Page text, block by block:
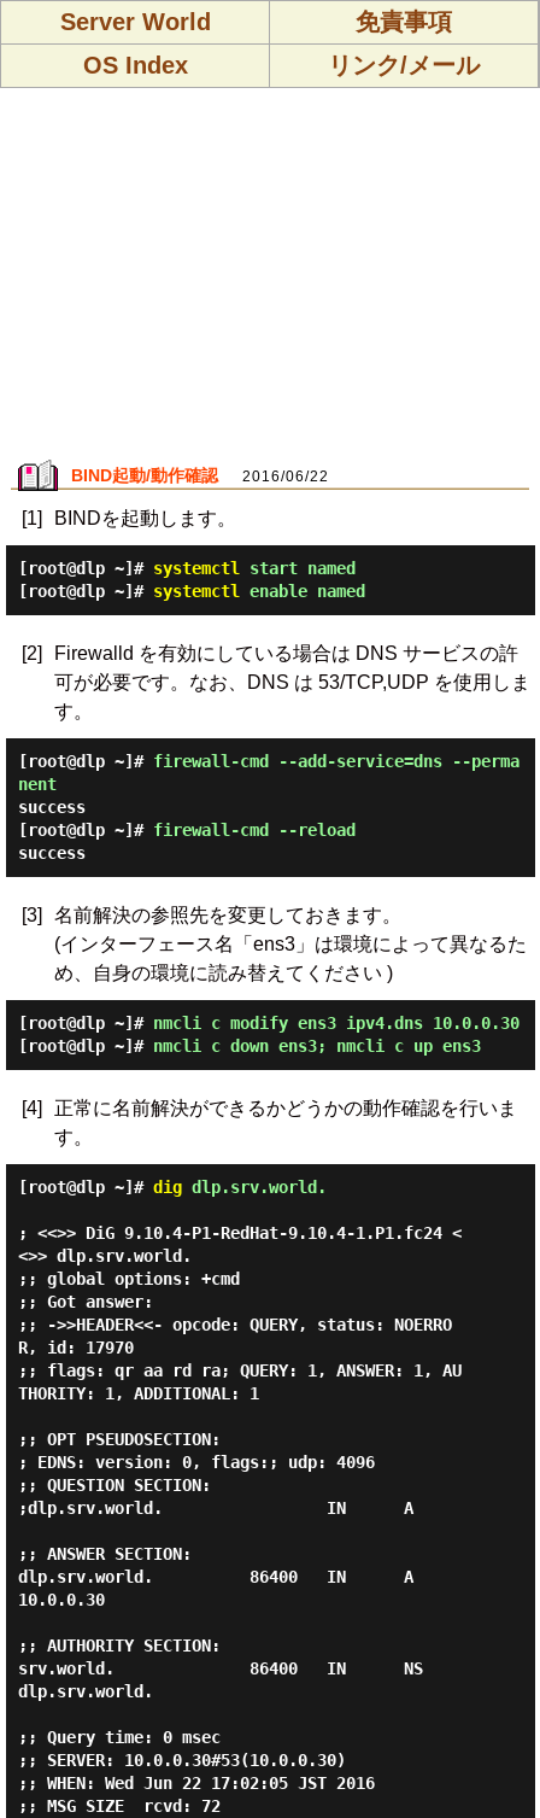
Server World
免責事項
OS Index
リンク/メール
BIND起動/動作確認 2016/06/22
[1] BINDを起動します。
[root@dlp ~]# systemctl start named
[root@dlp ~]# systemctl enable named
[2]
Firewalld を有効にしている場合は DNS サービスの許
可が必要です。なお、DNS は 53/TCP,UDP を使用しま
す。
[root@dlp ~]# firewall-cmd --add-service=dns --perma
nent
success
[root@dlp ~]# firewall-cmd --reload
success
[3]
名前解決の参照先を変更しておきます。
(インターフェース名「ens3」は環境によって異なるた
め、自身の環境に読み替えてください )
[root@dlp ~]# nmcli c modify ens3 ipv4.dns 10.0.0.30
[root@dlp ~]# nmcli c down ens3; nmcli c up ens3
[4]
正常に名前解決ができるかどうかの動作確認を行いま
す。
[root@dlp ~]# digdlp.srv.world.
; <<>> DiG 9.10.4-P1-RedHat-9.10.4-1.P1.fc24 <
<>> dlp.srv.world.
;; global options: +cmd
;; Got answer:
;; ->>HEADER<<- opcode: QUERY, status: NOERRO
R, id: 17970
;; flags: qr aa rd ra; QUERY: 1, ANSWER: 1, AU
THORITY: 1, ADDITIONAL: 1
;; OPT PSEUDOSECTION:
; EDNS: version: 0, flags:; udp: 4096
;; QUESTION SECTION:
;dlp.srv.world.                 IN      A
;; ANSWER SECTION:
dlp.srv.world.          86400   IN      A
10.0.0.30
;; AUTHORITY SECTION:
srv.world.              86400   IN      NS
dlp.srv.world.
;; Query time: 0 msec
;; SERVER: 10.0.0.30#53(10.0.0.30)
;; WHEN: Wed Jun 22 17:02:05 JST 2016
;; MSG SIZE  rcvd: 72